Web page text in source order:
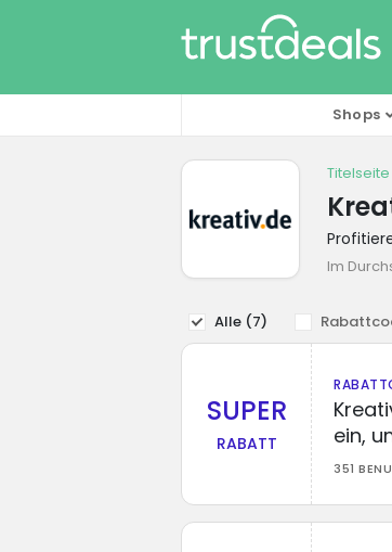
Shops
Titelseite
Im
Alle (7)
SUPER
RABATT
ein,
351